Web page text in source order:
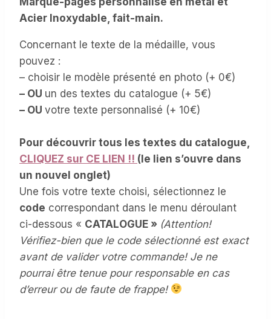
Acier Inoxydable, fait-main.
Concernant le texte de la médaille, vous
pouvez :
– choisir le modèle présenté en photo (+ 0€)
– OU un des textes du catalogue (+ 5€)
– OU votre texte personnalisé (+ 10€)
Pour découvrir tous les textes du catalogue,
CLIQUEZ sur CE LIEN !! (le lien s’ouvre dans
un nouvel onglet)
Une fois votre texte choisi, sélectionnez le
code correspondant dans le menu déroulant
ci-dessous « CATALOGUE » (Attention!
Vérifiez-bien que le code sélectionné est exact
avant de valider votre commande! Je ne
pourrai être tenue pour responsable en cas
d’erreur ou de faute de frappe!